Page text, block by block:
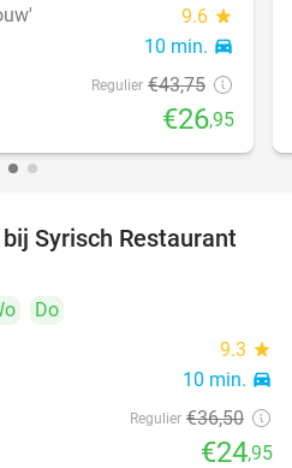
9.6 star
10 min. directions_car
Regulier €43,75
€26,95
32%
Syrisch Restaurant
Do
9.3 star
10 min. directions_car
Regulier €36,50
€24,95